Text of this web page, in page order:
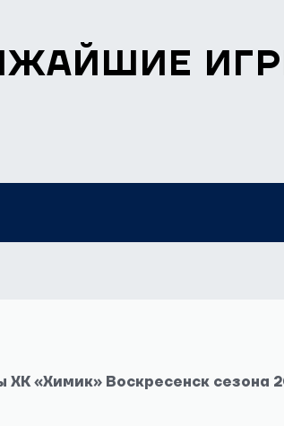
ХК «Химик» Воскресенск сезона